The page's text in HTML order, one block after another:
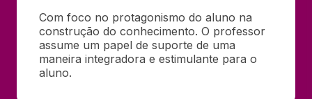
Com foco no protagonismo do aluno na
construção do conhecimento. O professor
assume um papel de suporte de uma
maneira integradora e estimulante para o
aluno.